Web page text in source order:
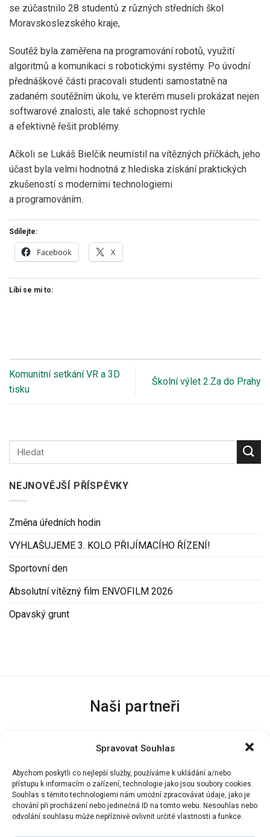
Spravovat Souhlas
Abychom poskytli co nejlepší služby, používáme k ukládání a/nebo
přístupu k informacím o zařízení, technologie jako jsou soubory cookies.
Souhlas s těmito technologiemi nám umožní zpracovávat údaje, jako je
chování při procházení nebo jedinečná ID na tomto webu. Nesouhlas nebo
odvolání souhlasu může nepříznivě ovlivnit určité vlastnosti a funkce.
se zúčastnilo 28 studentů z různých středních škol
Moravskoslezského kraje,
Soutěž byla zaměřena na programování robotů, využití
algoritmů a komunikaci s robotickými systémy. Po úvodní
přednáškové části pracovali studenti samostatně na
zadaném soutěžním úkolu, ve kterém museli prokázat nejen
softwarové znalosti, ale také schopnost rychle
a efektivně řešit problémy.
Ačkoli se Lukáš Bielčik neumístil na vítězných příčkách, jeho
účast byla velmi hodnotná z hlediska získání praktických
zkušeností s moderními technologiemi
a programováním.
Sdílejte:
Facebook X
Líbí se mi to:
Komunitní setkání VR a 3D
tisku
Školní výlet 2.Za do Prahy
NEJNOVĚJŠÍ PŘÍSPĚVKY
Změna úředních hodin
VYHLAŠUJEME 3. KOLO PŘIJÍMACÍHO ŘÍZENÍ!
Sportovní den
Absolutní vítězný film ENVOFILM 2026
Opavský grunt
Naši partneři